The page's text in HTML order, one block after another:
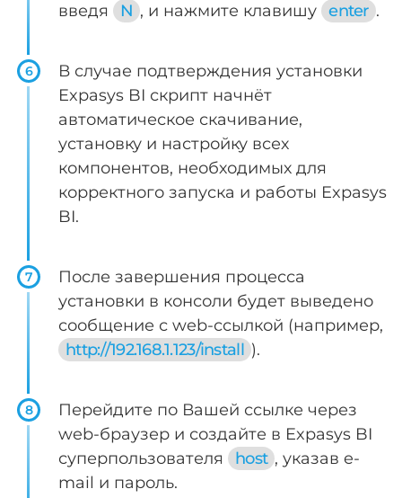
введя
N , и нажмите клавишу enter .
6
В случае подтверждения установки
Expasys BI скрипт начнёт
автоматическое скачивание,
установку и настройку всех
компонентов, необходимых для
корректного запуска и работы Expasys
BI.
7
После завершения процесса
установки в консоли будет выведено
сообщение с web-ссылкой (например,
http://192.168.1.123/install ).
8
Перейдите по Вашей ссылке через
web-браузер и создайте в Expasys BI
суперпользователя
host , указав e-
mail и пароль.